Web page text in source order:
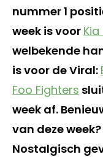
nummer 1
week is voor
welbekende
is voor de Viral:
Foo Fighters
week af.
van deze
Nostalgisch